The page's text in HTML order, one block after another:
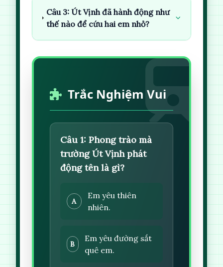
Câu 3: Út Vịnh đã hành động như
thế nào để cứu hai em nhỏ?
Trắc Nghiệm Vui
Câu 1: Phong trào mà
trường Út Vịnh phát
động tên là gì?
A
Em yêu thiên
nhiên.
B
Em yêu đường sắt
quê em.